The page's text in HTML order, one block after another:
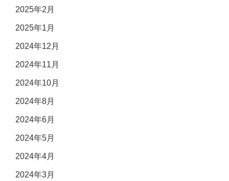
2025年2月
2025年1月
2024年12月
2024年11月
2024年10月
2024年8月
2024年6月
2024年5月
2024年4月
2024年3月